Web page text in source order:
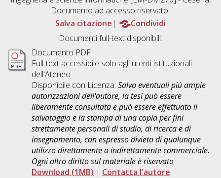
Documento ad accesso riservato.
Salva citazione
Condividi
Documenti full-text disponibili:
Documento PDF
Full-text accessibile solo agli utenti istituzionali
dell'Ateneo
Disponibile con Licenza: Salvo eventuali più ampie
autorizzazioni dell'autore, la tesi può essere
liberamente consultata e può essere effettuato il
salvataggio e la stampa di una copia per fini
strettamente personali di studio, di ricerca e di
insegnamento, con espresso divieto di qualunque
utilizzo direttamente o indirettamente commerciale.
Ogni altro diritto sul materiale è riservato
Download (1MB) | Contatta l'autore